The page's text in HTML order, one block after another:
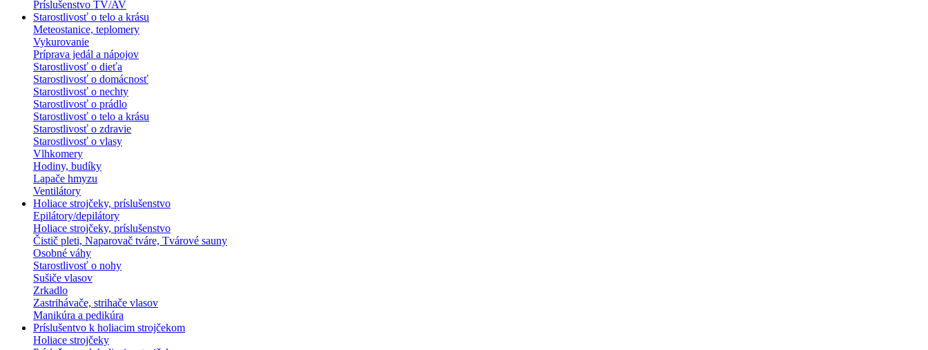
Príslušenstvo TV/AV
Starostlivosť o telo a krásu
Meteostanice, teplomery
Vykurovanie
Príprava jedál a nápojov
Starostlivosť o dieťa
Starostlivosť o domácnosť
Starostlivosť o nechty
Starostlivosť o prádlo
Starostlivosť o telo a krásu
Starostlivosť o zdravie
Starostlivosť o vlasy
Vlhkomery
Hodiny, budíky
Lapače hmyzu
Ventilátory
Holiace strojčeky, príslušenstvo
Epilátory/depilátory
Holiace strojčeky, príslušenstvo
Čistič pleti, Naparovač tváre, Tvárové sauny
Osobné váhy
Starostlivosť o nohy
Sušiče vlasov
Zrkadlo
Zastrihávače, strihače vlasov
Manikúra a pedikúra
Príslušentvo k holiacim strojčekom
Holiace strojčeky